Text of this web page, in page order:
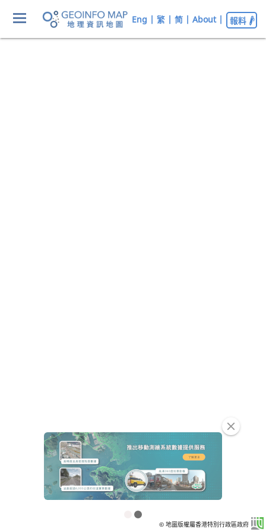
Eng | 繁 | 简 | About | 報料
© 地圖版權屬香港特別行政區政府
clear